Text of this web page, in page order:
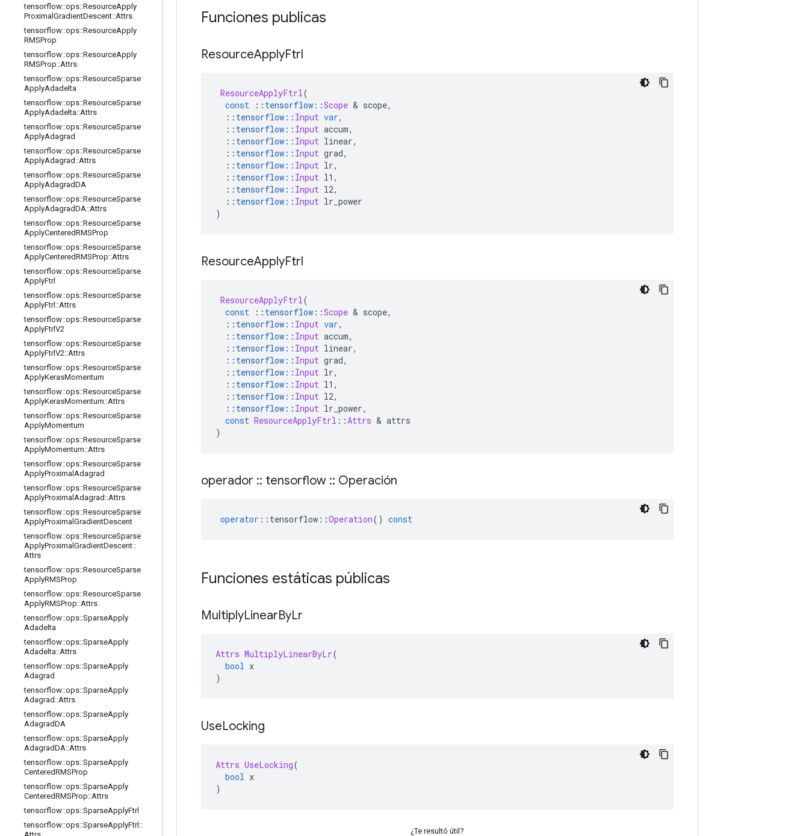
tensorflow::ops::ResourceApply
Proximal GradientDescent::Attrs
tensorflow::ops::ResourceApply
RMSProp
tensorflow::ops::ResourceApply
RMSProp::Attrs
tensorflow::ops::ResourceSparse
ApplyAdadelta
tensorflow::ops::ResourceSparse
ApplyAdadelta::Attrs
tensorflow::ops::ResourceSparse
ApplyAdagrad
tensorflow::ops::ResourceSparse
ApplyAdagrad ::Attrs
tensorflow::ops::ResourceSparse
ApplyAdagradDA
tensorflow::ops::ResourceSparse
ApplyAdagradDA::Attrs
tensorflow::ops::ResourceSparse
ApplyCenteredRMSProp
tensorflow::ops::ResourceSparse
ApplyCenteredRMSProp::Attrs
tensorflow::ops::ResourceSparse
ApplyFtrl
tensorflow::ops::ResourceSparse
ApplyFtrl ::Attrs
tensorflow::ops::ResourceSparse
ApplyFtrlV2
tensorflow::ops::ResourceSparse
ApplyFtrlV2::Attrs
tensorflow::ops::ResourceSparse
ApplyKerasMomentum
tensorflow::ops::ResourceSparse
ApplyKerasMomentum::Attrs
tensorflow::ops::ResourceSparse
ApplyMomentum
tensorflow::ops::ResourceSparse
ApplyMomentum::Attrs
tensorflow::ops::ResourceSparse
ApplyProximal Adagrad
tensorflow::ops::ResourceSparse
ApplyProximal Adagrad ::Attrs
tensorflow::ops::ResourceSparse
ApplyProximal GradientDescent
tensorflow::ops::ResourceSparse
ApplyProximal GradientDescent::
Attrs
tensorflow::ops::ResourceSparse
ApplyRMSProp
tensorflow::ops::ResourceSparse
ApplyRMSProp::Attrs
tensorflow::ops::SparseApply
Adadelta
tensorflow::ops::SparseApply
Adadelta::Attrs
tensorflow::ops::SparseApply
Adagrad
tensorflow::ops::SparseApply
Adagrad ::Attrs
tensorflow::ops::SparseApply
AdagradDA
tensorflow::ops::SparseApply
AdagradDA::Attrs
tensorflow::ops::SparseApply
CenteredRMSProp
tensorflow::ops::SparseApply
CenteredRMSProp::Attrs
tensorflow::ops::SparseApplyFtrl
tensorflow::ops::SparseApplyFtrl ::
Funciones publicas
ResourceApplyFtrl
ResourceApplyFtrl(
const
:: tensorflow ::Scope & scope,
:: tensorflow :: Input var,
:: tensorflow :: Input accum,
:: tensorflow :: Input linear,
:: tensorflow :: Input grad,
:: tensorflow :: Input lr,
:: tensorflow :: Input l1 ,
:: tensorflow :: Input l2,
:: tensorflow :: Input lr_power
)
ResourceApplyFtrl
ResourceApplyFtrl(
const
:: tensorflow ::Scope & scope,
:: tensorflow :: Input var,
:: tensorflow :: Input accum,
:: tensorflow :: Input linear,
:: tensorflow :: Input grad,
:: tensorflow :: Input lr,
:: tensorflow :: Input l1 ,
:: tensorflow :: Input l2,
:: tensorflow :: Input lr_power,
const ResourceApplyFtrl ::Attrs & attrs
)
operador :: tensorflow :: Operación
operator :: tensorflow ::Operation() const
Funciones estáticas públicas
MultiplyLinearByLr
Attrs MultiplyLinearByLr(
bool x
)
UseLocking
Attrs UseLocking(
bool x
)
¿Te resultó útil?